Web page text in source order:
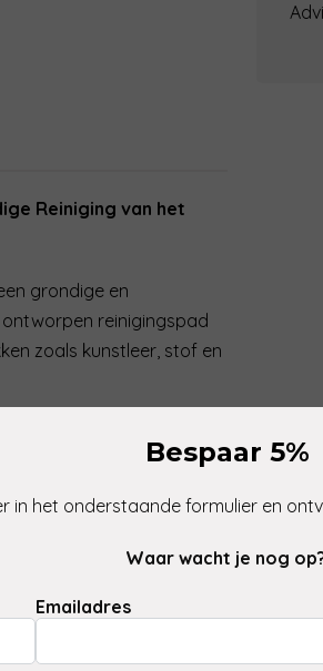
Reiniging van het
grondige en
reinigingspad
zoals kunstleer, stof en
in de hand, wat een
bereikbare plekken.
Magic Interior Scrubber
is voor het reinigen
deze scrubber
Bespaar 5%
in het onderstaande formulier en
Waar wacht je nog
Emailadres